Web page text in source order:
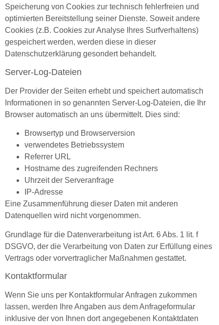
Speicherung von Cookies zur technisch fehlerfreien und
optimierten Bereitstellung seiner Dienste. Soweit andere
Cookies (z.B. Cookies zur Analyse Ihres Surfverhaltens)
gespeichert werden, werden diese in dieser
Datenschutzerklärung gesondert behandelt.
Server-Log-Dateien
Der Provider der Seiten erhebt und speichert automatisch
Informationen in so genannten Server-Log-Dateien, die Ihr
Browser automatisch an uns übermittelt. Dies sind:
Browsertyp und Browserversion
verwendetes Betriebssystem
Referrer URL
Hostname des zugreifenden Rechners
Uhrzeit der Serveranfrage
IP-Adresse
Eine Zusammenführung dieser Daten mit anderen
Datenquellen wird nicht vorgenommen.
Grundlage für die Datenverarbeitung ist Art. 6 Abs. 1 lit. f
DSGVO, der die Verarbeitung von Daten zur Erfüllung eines
Vertrags oder vorvertraglicher Maßnahmen gestattet.
Kontaktformular
Wenn Sie uns per Kontaktformular Anfragen zukommen
lassen, werden Ihre Angaben aus dem Anfrageformular
inklusive der von Ihnen dort angegebenen Kontaktdaten